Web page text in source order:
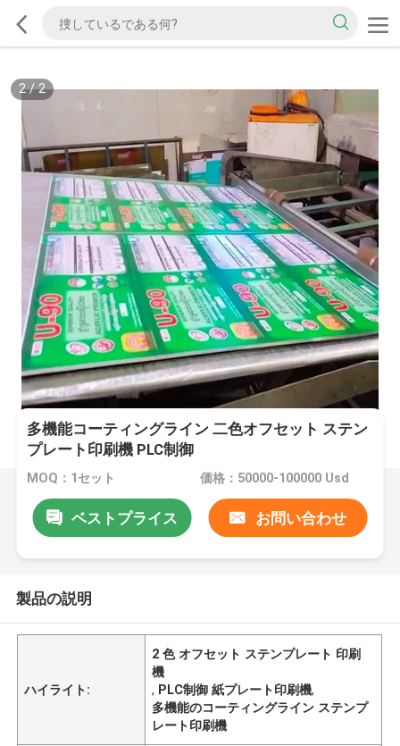
2/2
多機能コーティングライン 二色オフセット ステン
プレート印刷機 PLC制御
MOQ：1セット 価格：50000-100000 Usd
ベストプライス お問い合わせ
製品の説明
ハイライト:
2 色 オフセット ステンプレート 印刷
機
, PLC制御 紙プレート印刷機,
多機能のコーティングライン ステンプ
レート印刷機